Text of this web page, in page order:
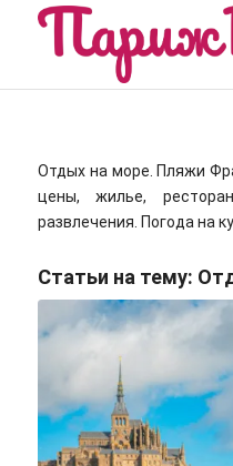
Отдых на море. Пляжи
цены, жилье,
развлечения. Погода на
Статьи на тему: